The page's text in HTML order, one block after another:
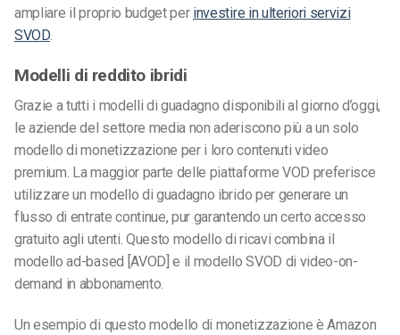
ampliare il proprio budget per investire in ulteriori servizi
SVOD.
Modelli di reddito ibridi
Grazie a tutti i modelli di guadagno disponibili al giorno d’oggi,
le aziende del settore media non aderiscono più a un solo
modello di monetizzazione per i loro contenuti video
premium. La maggior parte delle piattaforme VOD preferisce
utilizzare un modello di guadagno ibrido per generare un
flusso di entrate continue, pur garantendo un certo accesso
gratuito agli utenti. Questo modello di ricavi combina il
modello ad-based [AVOD] e il modello SVOD di video-on-
demand in abbonamento.
Un esempio di questo modello di monetizzazione è Amazon